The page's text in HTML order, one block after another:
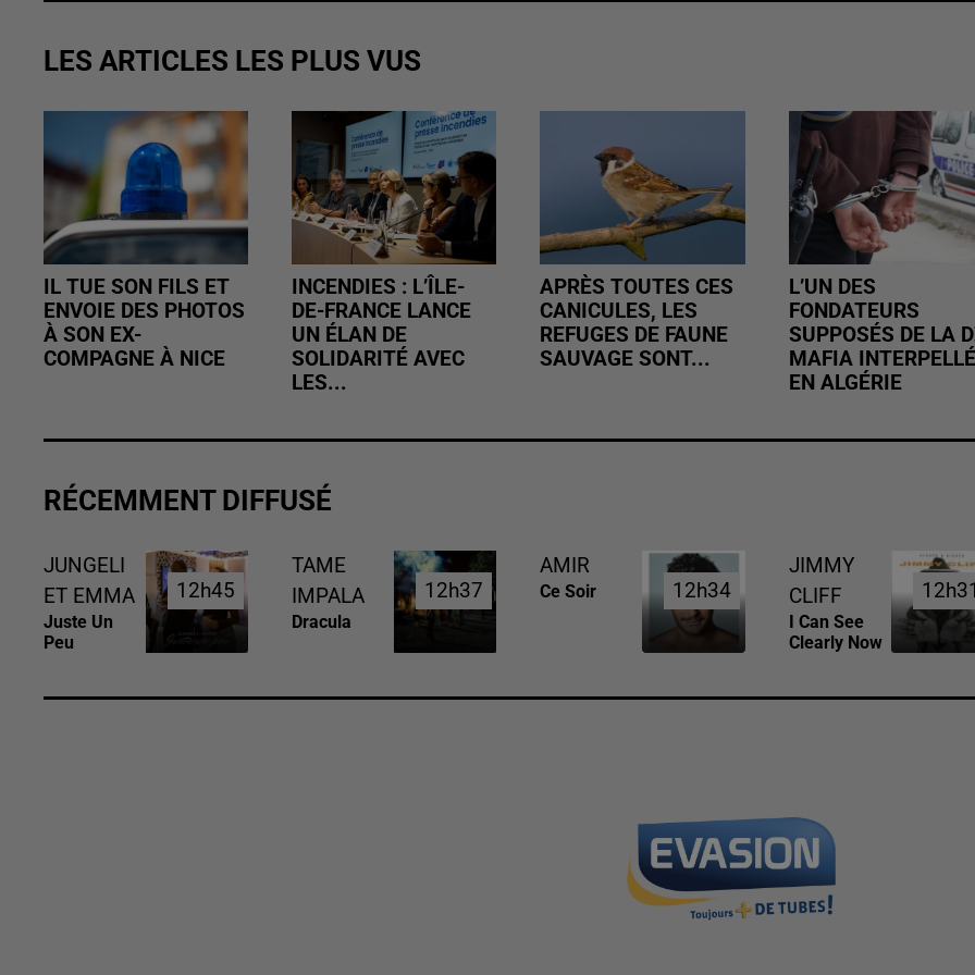
LES ARTICLES LES PLUS VUS
IL TUE SON FILS ET
ENVOIE DES PHOTOS
À SON EX-
COMPAGNE À NICE
INCENDIES : L’ÎLE-
DE-FRANCE LANCE
UN ÉLAN DE
SOLIDARITÉ AVEC
LES...
APRÈS TOUTES CES
CANICULES, LES
REFUGES DE FAUNE
SAUVAGE SONT...
L’UN DES
FONDATEURS
SUPPOSÉS DE LA
MAFIA INTERPELLÉ
EN ALGÉRIE
RÉCEMMENT DIFFUSÉ
JUNGELI
ET EMMA
Juste Un
Peu
12h45
12h45
TAME
IMPALA
Dracula
12h37
12h37
AMIR
Ce Soir 12h34
12h34
JIMMY
CLIFF
I Can See
Clearly Now